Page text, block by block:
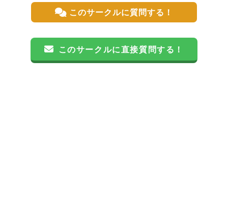
このサークルに質問する！
このサークルに直接質問する！